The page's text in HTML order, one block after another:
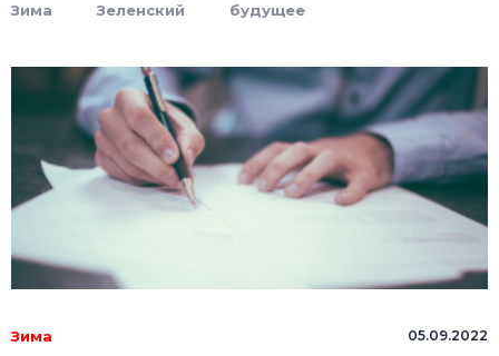
Зима Зеленский будущее
Зима 05.09.2022